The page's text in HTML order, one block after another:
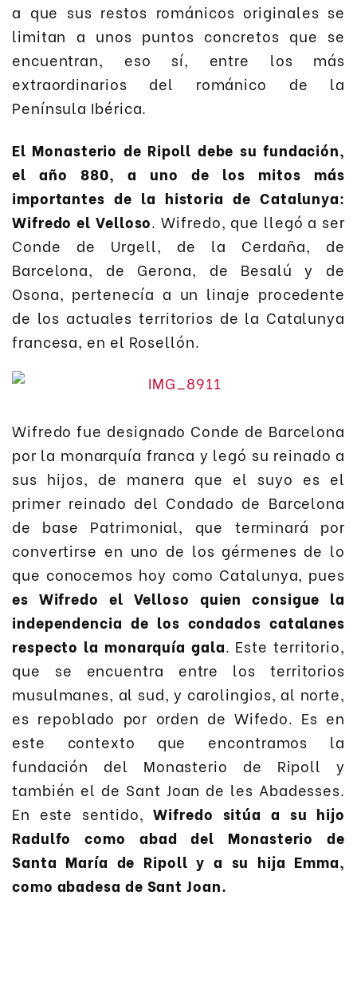
a que sus restos románicos originales se
limitan a unos puntos concretos que se
encuentran, eso sí, entre los más
extraordinarios del románico de la
Península Ibérica.
El Monasterio de Ripoll debe su fundación,
el año 880, a uno de los mitos más
importantes de la historia de Catalunya:
Wifredo el Velloso. Wifredo, que llegó a ser
Conde de Urgell, de la Cerdaña, de
Barcelona, de Gerona, de Besalú y de
Osona, pertenecía a un linaje procedente
de los actuales territorios de la Catalunya
francesa, en el Rosellón.
Wifredo fue designado Conde de Barcelona
por la monarquía franca y legó su reinado a
sus hijos, de manera que el suyo es el
primer reinado del Condado de Barcelona
de base Patrimonial, que terminará por
convertirse en uno de los gérmenes de lo
que conocemos hoy como Catalunya, pues
es Wifredo el Velloso quien consigue la
independencia de los condados catalanes
respecto la monarquía gala. Este territorio,
que se encuentra entre los territorios
musulmanes, al sud, y carolingios, al norte,
es repoblado por orden de Wifedo. Es en
este contexto que encontramos la
fundación del Monasterio de Ripoll y
también el de Sant Joan de les Abadesses.
En este sentido,Wifredo sitúa a su hijo
Radulfo como abad del Monasterio de
Santa María de Ripoll y a su hija Emma,
como abadesa de Sant Joan.